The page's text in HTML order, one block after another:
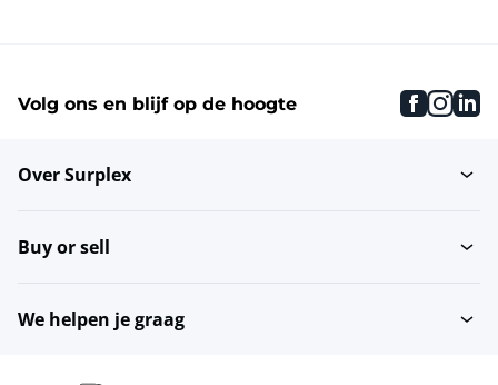
Volg ons en blijf op de hoogte
Over Surplex
Buy or sell
We helpen je graag